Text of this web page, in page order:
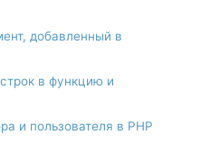
добавленный в
в функцию и
и пользователя в PHP